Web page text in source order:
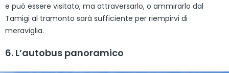
e può essere visitato, ma attraversarlo, o ammirarlo dal
Tamigi al tramonto sarà sufficiente per riempirvi di
meraviglia.
6. L’autobus panoramico